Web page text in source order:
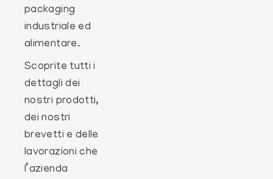
packaging
industriale ed
alimentare.
Scoprite tutti i
dettagli dei
nostri prodotti,
dei nostri
brevetti e delle
lavorazioni che
l’azienda